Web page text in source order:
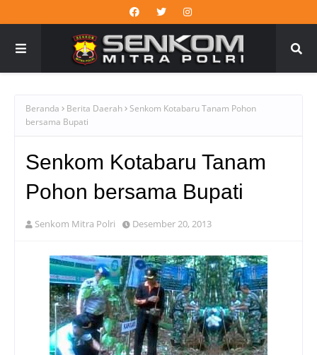
Beranda Berita Daerah
Senkom Kotabaru Tanam Pohon
bersama Bupati
Senkom Kotabaru Tanam
Pohon bersama Bupati
Senkom Mitra Polri Desember 20, 2013